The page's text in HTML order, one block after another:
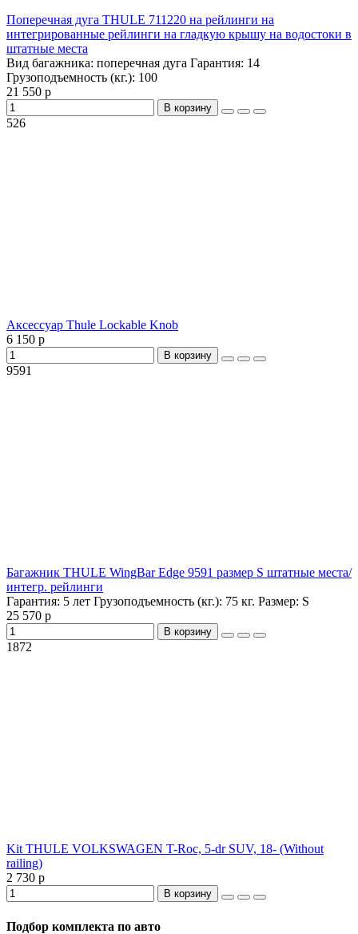
Поперечная дуга THULE 711220 на рейлинги на
интегрированные рейлинги на гладкую крышу на водостоки в
штатные места
Вид багажника: поперечная дуга Гарантия: 14
Грузоподъемность (кг.): 100
21 550 р
В корзину
526
Аксессуар Thule Lockable Knob
6 150 р
В корзину
9591
Багажник THULE WingBar Edge 9591 размер S штатные места/
интегр. рейлинги
Гарантия: 5 лет Грузоподъемность (кг.): 75 кг. Размер: S
25 570 р
В корзину
1872
Kit THULE VOLKSWAGEN T-Roc, 5-dr SUV, 18- (Without
railing)
2 730 р
В корзину
Подбор комплекта по авто